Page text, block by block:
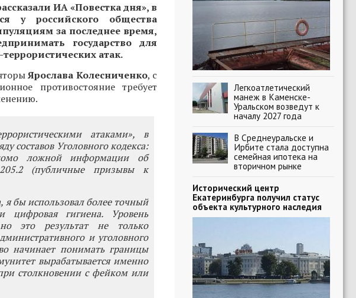
ИА «Повестка дня», в
у российского общества
за последнее время,
государство для
атак.
Ярослава Колесниченко, с
противостояние требует
атаками», в
составов Уголовного кодекса:
ложной информации об
(публичные призывы к
бы использовал более точный
цифровая гигиена. Уровень
это результат не только
и уголовного
начинает понимать границы
вырабатывается именно
столкновении с фейком или
Легкоатлетический
манеж в Каменске-
Уральском возведут к
началу 2027 года
В Среднеуральске и
Ирбите стала доступна
семейная ипотека на
вторичном рынке
Исторический центр
Екатеринбурга получил статус
объекта культурного наследия